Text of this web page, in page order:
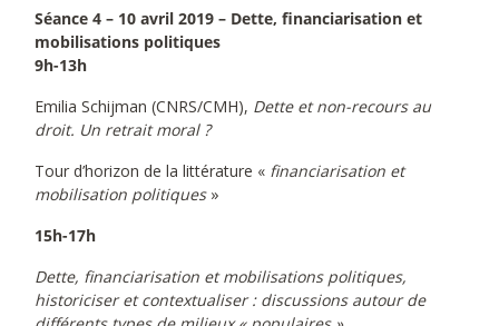
Séance 4 – 10 avril 2019 – Dette, financiarisation et
mobilisations politiques
9h-13h
Emilia Schijman (CNRS/CMH), Dette et non-recours au
droit. Un retrait moral ?
Tour d’horizon de la littérature « financiarisation et
mobilisation politiques»
15h-17h
Dette, financiarisation et mobilisations politiques,
historiciser et contextualiser : discussions autour de